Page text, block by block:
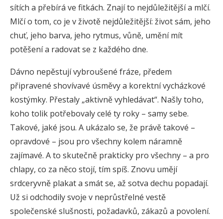
sítích a přebírá ve fitkách. Znají to nejdůležitější a mlčí.
Mlčí o tom, co je v životě nejdůležitější: život sám, jeho
chuť, jeho barva, jeho rytmus, vůně, umění mít
potěšení a radovat se z každého dne.
Dávno nepěstují vybroušené fráze, předem
připravené shovívavé úsměvy a korektní vycházkové
kostýmky. Přestaly „aktivně vyhledávat“. Našly toho,
koho tolik potřebovaly celé ty roky – samy sebe.
Takové, jaké jsou. A ukázalo se, že právě takové –
opravdové – jsou pro všechny kolem náramně
zajímavé. A to skutečně prakticky pro všechny – a pro
chlapy, co za něco stojí, tím spíš. Znovu umějí
srdceryvně plakat a smát se, až sotva dechu popadají.
Už si odchodily svoje v neprůstřelné vestě
společenské slušnosti, požadavků, zákazů a povolení.